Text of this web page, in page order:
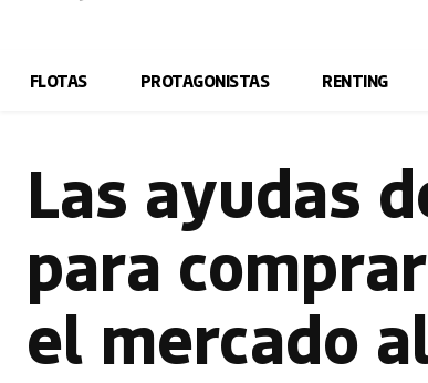
FLOTAS PROTAGONISTAS RENTING
Las ayudas
para
el mercado